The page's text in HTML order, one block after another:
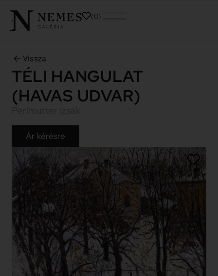
0
Vissza
TÉLI HANGULAT
(HAVAS UDVAR)
Ár kérésre